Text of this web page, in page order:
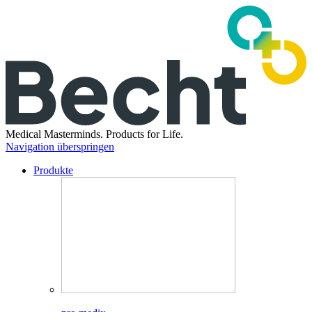
Medical Masterminds. Products for Life.
Navigation überspringen
Produkte